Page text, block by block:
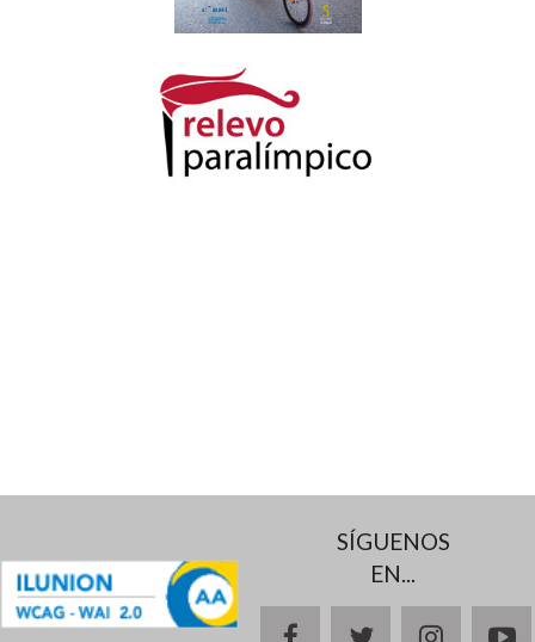
SÍGUENOS
EN...
facebooktwitter